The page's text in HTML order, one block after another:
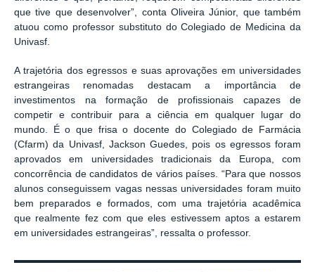
que tive que desenvolver”, conta Oliveira Júnior, que também
atuou como professor substituto do Colegiado de Medicina da
Univasf.
A trajetória dos egressos e suas aprovações em universidades
estrangeiras renomadas destacam a importância de
investimentos na formação de profissionais capazes de
competir e contribuir para a ciência em qualquer lugar do
mundo. É o que frisa o docente do Colegiado de Farmácia
(Cfarm) da Univasf, Jackson Guedes, pois os egressos foram
aprovados em universidades tradicionais da Europa, com
concorrência de candidatos de vários países. “Para que nossos
alunos conseguissem vagas nessas universidades foram muito
bem preparados e formados, com uma trajetória acadêmica
que realmente fez com que eles estivessem aptos a estarem
em universidades estrangeiras”, ressalta o professor.